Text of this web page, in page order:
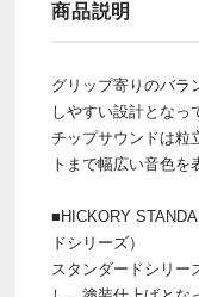
商品説明
グリップ寄りのバラ
しやすい設計となっ
チップサウンドは粒
トまで幅広い音色を
■HICKORY
ドシリーズ）
スタンダードシリー